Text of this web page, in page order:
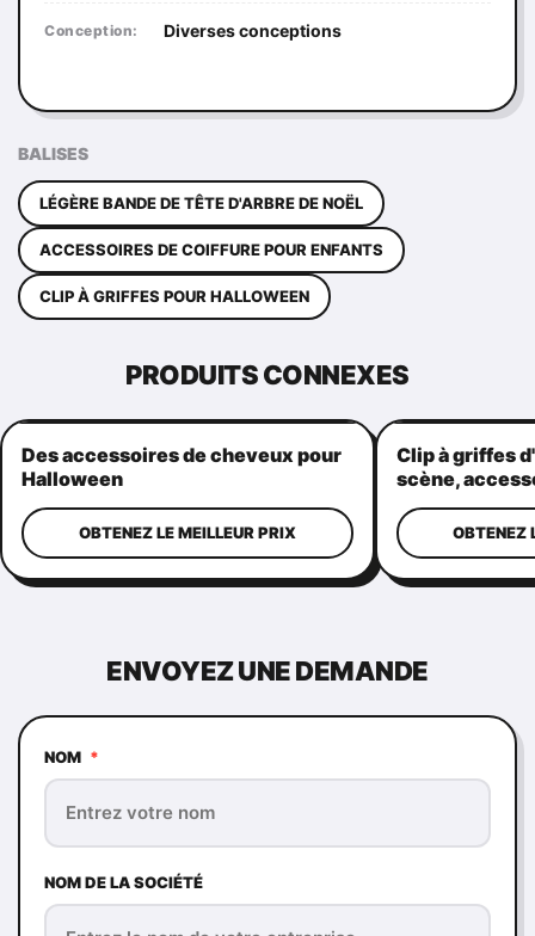
Conception: Diverses conceptions
BALISES
LÉGÈRE BANDE DE TÊTE D'ARBRE DE NOËL
ACCESSOIRES DE COIFFURE POUR ENFANTS
CLIP À GRIFFES POUR HALLOWEEN
PRODUITS CONNEXES
Des accessoires de cheveux pour
Halloween
OBTENEZ LE MEILLEUR PRIX
Clip à griffes
scène,
réutilisable
OBTENEZ
ENVOYEZ UNE DEMANDE
NOM *
NOM DE LA SOCIÉTÉ